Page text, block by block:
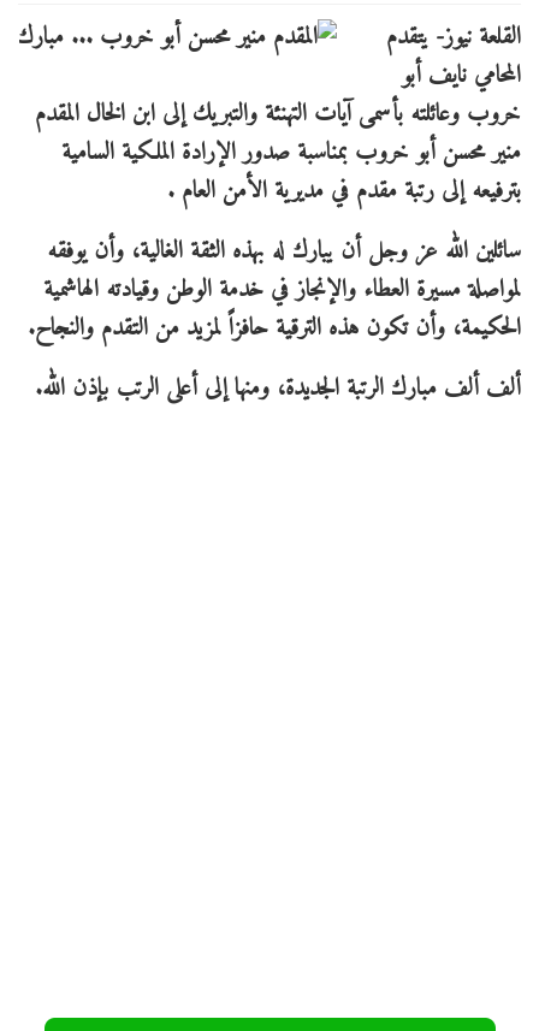
القلعة نيوز- يتقدم
المحامي نايف أبو
خروب وعائلته بأسمى آيات التهنئة والتبريك إلى ابن الخال المقدم
منير محسن أبو خروب بمناسبة صدور الإرادة الملكية السامية
بترفيعه إلى رتبة مقدم في مديرية الأمن العام .
سائلين الله عز وجل أن يبارك له بهذه الثقة الغالية، وأن يوفقه
لمواصلة مسيرة العطاء والإنجاز في خدمة الوطن وقيادته الهاشمية
الحكيمة، وأن تكون هذه الترقية حافزاً لمزيد من التقدم والنجاح.
ألف ألف مبارك الرتبة الجديدة، ومنها إلى أعلى الرتب بإذن الله.